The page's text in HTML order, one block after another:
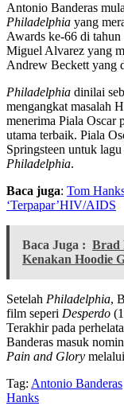
Antonio Banderas
Philadelphia yang
Awards ke-66 di tahun
Miguel Alvarez yang
Andrew Beckett yang
Philadelphia dinilai
mengangkat masalah
menerima Piala Oscar
utama terbaik. Piala
Springsteen untuk
Philadelphia.
Baca juga: Tom
‘Terpapar’HIV/AIDS
Baca Juga : Brad
Kenakan Hoodie
Setelah Philadelphia,
film seperi Desperdo
Terakhir pada
Banderas masuk
Pain and Glory
Tag: Antonio Banderas
Hanks